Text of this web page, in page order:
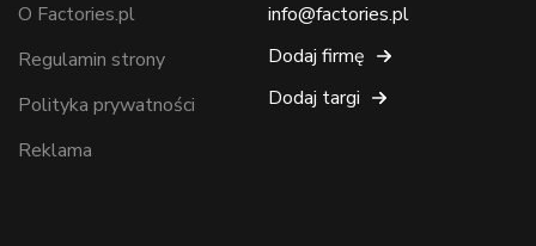
O Factories.pl
Regulamin strony
Polityka prywatności
Reklama
info@factories.pl
Dodaj firmę
Dodaj targi